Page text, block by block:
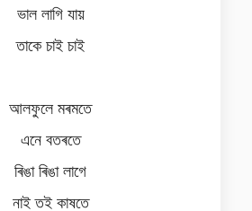
ভাল লাগি যায়
তাকে চাই চাই
আলফুলে মৰমতে
এনে বতৰতে
ৰিঙা ৰিঙা লাগে
নাই তই কাষতে